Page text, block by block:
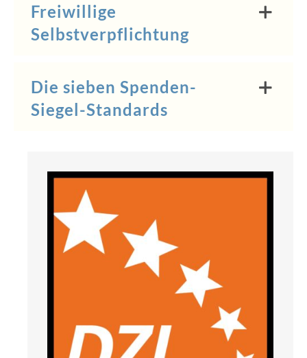
Freiwillige
Selbstverpflichtung
Die sieben Spenden-
Siegel-Standards